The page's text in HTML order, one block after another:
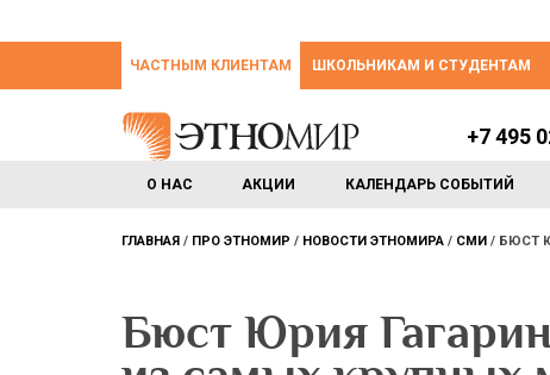
ЧАСТНЫМ КЛИЕНТАМ ШКОЛЬНИКАМ И СТУДЕНТАМ
О НАС АКЦИИ КАЛЕНДАРЬ СОБЫТИЙ
+7 495
ГЛАВНАЯ ПРО ЭТНОМИР НОВОСТИ ЭТНОМИРА СМИ БЮСТ
Бюст Юрия